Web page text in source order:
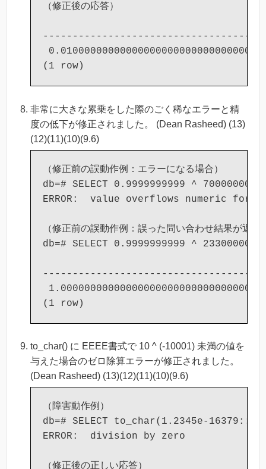
（修正後の応答）
非常に大きな累乗をした際のごく稀なエラーと精
度の低下が修正されました。 (Dean Rasheed) (13)
(12)(11)(10)(9.6)
（修正前の誤動作例：エラーになる場合）
db=# SELECT 0.9999999999 ^
ERROR:  value overflows numeric
（修正前の誤動作例：誤った問い合わせ結果が返る
db=# SELECT 0.9999999999 ^
to_char() に EEEE書式で 10 ^ (-10001) 未満の値を
与えた場合のゼロ除算エラーが修正されました。
(Dean Rasheed) (13)(12)(11)(10)(9.6)
（障害動作例）
db=# SELECT to_char(1.2345e-
ERROR:  division by zero
（修正後の正しい応答）